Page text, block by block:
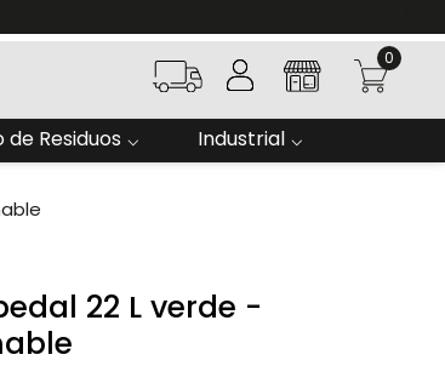
0
de Residuos Industrial
22 L verde -